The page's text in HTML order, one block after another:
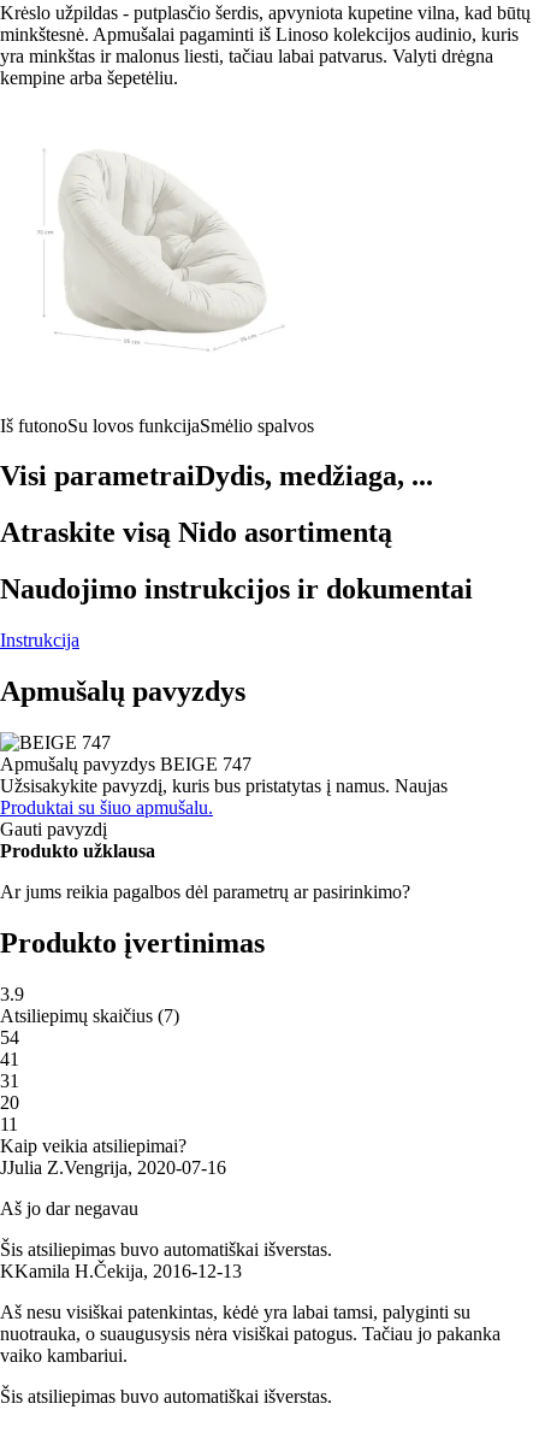
Krėslo užpildas - putplasčio šerdis, apvyniota kupetine vilna, kad būtų
minkštesnė. Apmušalai pagaminti iš Linoso kolekcijos audinio, kuris
yra minkštas ir malonus liesti, tačiau labai patvarus. Valyti drėgna
kempine arba šepetėliu.
Iš futonoSu lovos funkcijaSmėlio spalvos
Visi parametraiDydis, medžiaga, ...
Atraskite visą Nido asortimentą
Naudojimo instrukcijos ir dokumentai
Instrukcija
Apmušalų pavyzdys
Apmušalų pavyzdys BEIGE 747
Užsisakykite pavyzdį, kuris bus pristatytas į namus. Naujas
Produktai su šiuo apmušalu.
Gauti pavyzdį
Produkto užklausa
Ar jums reikia pagalbos dėl parametrų ar pasirinkimo?
Produkto įvertinimas
3.9
Atsiliepimų skaičius (7)
54
41
31
20
11
Kaip veikia atsiliepimai?
JJulia Z.Vengrija, 2020‑07‑16
Aš jo dar negavau
Šis atsiliepimas buvo automatiškai išverstas.
KKamila H.Čekija, 2016‑12‑13
Aš nesu visiškai patenkintas, kėdė yra labai tamsi, palyginti su
nuotrauka, o suaugusysis nėra visiškai patogus. Tačiau jo pakanka
vaiko kambariui.
Šis atsiliepimas buvo automatiškai išverstas.